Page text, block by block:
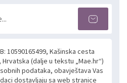
10590165499, Kašinska cesta
(dalje u tekstu „Mae.hr“)
podataka, obavještava Vas
dostavljaju sa web stranice